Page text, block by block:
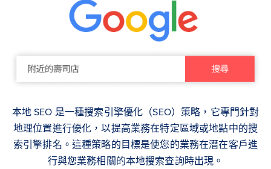
本地 SEO 是一種搜索引擎優化（SEO）策略，它專門針對
地理位置進行優化，以提高業務在特定區域或地點中的搜
索引擎排名。這種策略的目標是使您的業務在潛在客戶進
行與您業務相關的本地搜索查詢時出現。